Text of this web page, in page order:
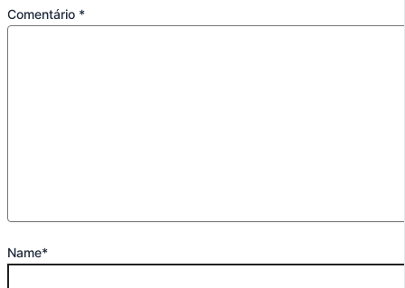
Comentário *
Name*